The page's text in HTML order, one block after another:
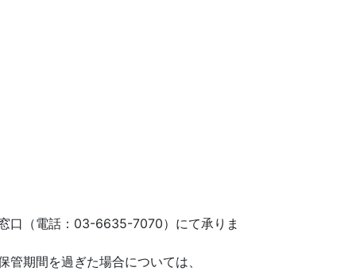
口（電話：03-6635-7070）にて承りま
期間を過ぎた場合については、